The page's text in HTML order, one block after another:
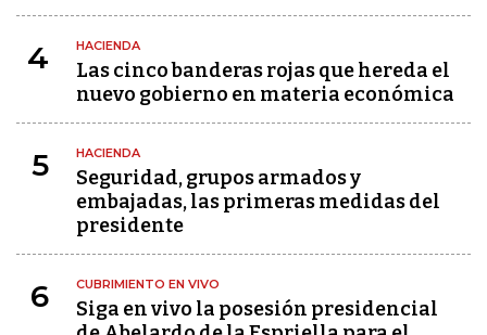
4 HACIENDA
Las cinco banderas rojas que hereda el
nuevo gobierno en materia económica
5 HACIENDA
Seguridad, grupos armados y
embajadas, las primeras medidas del
presidente
6 CUBRIMIENTO EN VIVO
Siga en vivo la posesión presidencial